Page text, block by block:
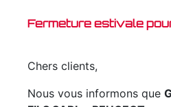
Fermeture estivale
Chers clients,
Nous vous informons que
rigueur.